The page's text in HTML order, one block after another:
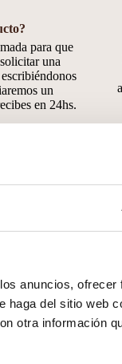
anuncios,
haga del sitio web
otra información
para que
una
un
en 24hs.